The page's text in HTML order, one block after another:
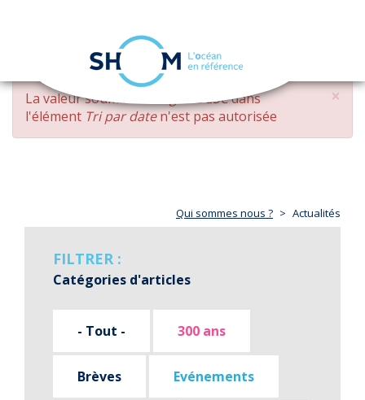
Aller
contenu
principal
navigation
×
MESSAGE
D'ERREUR
La valeur soumise changed DESCdans
l'élément Tri par daten'est pas autorisée
Qui sommes nous ? Actualités
FILTRER :
Catégories d'articles
- Tout - 300 ans
Brèves Evénements